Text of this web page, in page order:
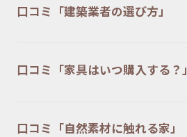
口コミ「建築業者の選び方」
口コミ「家具はいつ購入する？」
口コミ「自然素材に触れる家」